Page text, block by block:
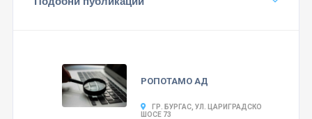
РОПОТАМО АД
ГР. БУРГАС, УЛ. ЦАРИГРАДСКО
ШОСЕ 73